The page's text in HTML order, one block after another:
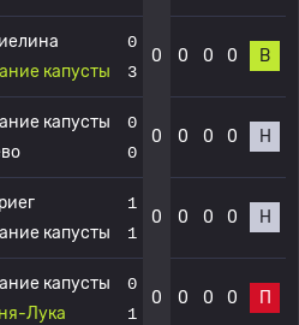
капусты
0
3
0 0 0 0 В
капусты
0
0
0 0 0 0 Н
капусты
1
1
0 0 0 0 Н
капусты
Лука
0
1
0 0 0 0 П